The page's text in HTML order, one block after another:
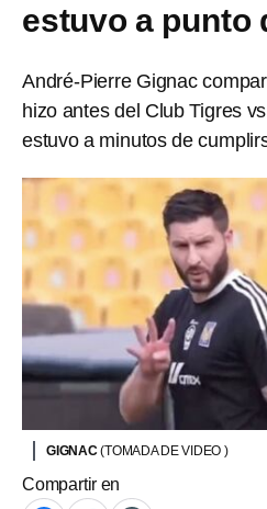
estuvo a punto
André-Pierre Gignac
hizo antes del Club Tigres
estuvo a minutos de
GIGNAC(TOMADA DE VIDEO )
Compartir en